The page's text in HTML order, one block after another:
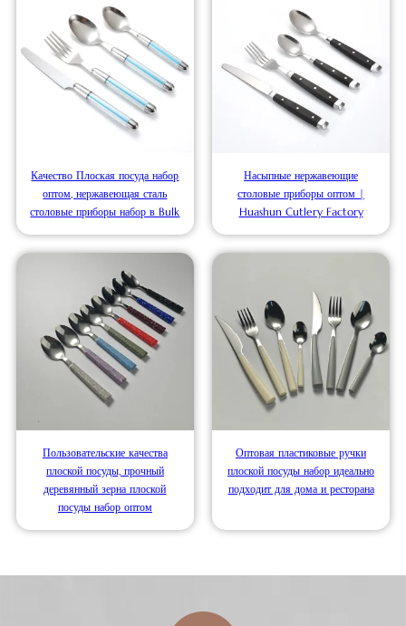
Качество Плоская посуда набор
оптом, нержавеющая сталь
столовые приборы набор в Bulk
Насыпные нержавеющие
столовые приборы оптом |
Huashun Cutlery Factory
Пользовательские качества
плоской посуды, прочный
деревянный зерна плоской
посуды набор оптом
Оптовая пластиковые ручки
плоской посуды набор идеально
подходит для дома и ресторана